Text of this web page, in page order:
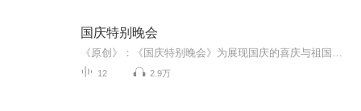
国庆特别晚会
12 2.9万